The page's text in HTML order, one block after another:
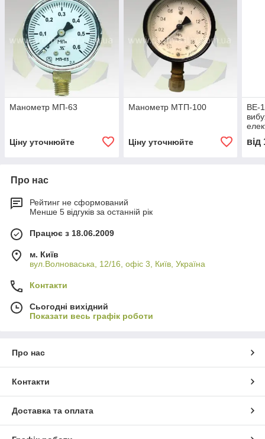
Манометр МП-63
Ціну уточнюйте
Манометр МТП-100
Ціну уточнюйте
ВЕ-
від
Про нас
Рейтинг не сформований
Менше 5 відгуків за останній рік
Працює з 18.06.2009
м. Київ
вул.Волноваська, 12/16, офіс 3, Київ, Україна
Контакти
Сьогодні вихідний
Показати весь графік роботи
Про нас
Контакти
Доставка та оплата